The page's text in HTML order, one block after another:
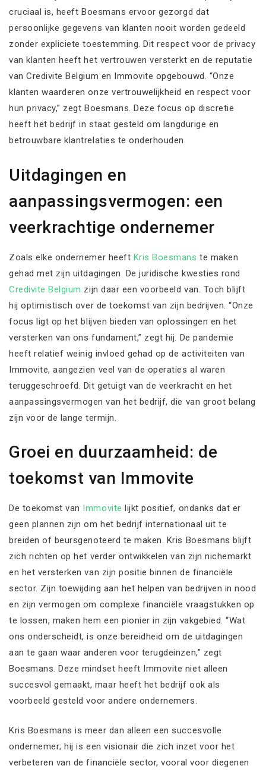
cruciaal is, heeft Boesmans ervoor gezorgd dat
persoonlijke gegevens van klanten nooit worden gedeeld
zonder expliciete toestemming. Dit respect voor de privacy
van klanten heeft het vertrouwen versterkt en de reputatie
van Credivite Belgium en Immovite opgebouwd. “Onze
klanten waarderen onze vertrouwelijkheid en respect voor
hun privacy,” zegt Boesmans. Deze focus op discretie
heeft het bedrijf in staat gesteld om langdurige en
betrouwbare klantrelaties te onderhouden.
Uitdagingen en
aanpassingsvermogen: een
veerkrachtige ondernemer
Zoals elke ondernemer heeft Kris Boesmans te maken
gehad met zijn uitdagingen. De juridische kwesties rond
Credivite Belgium zijn daar een voorbeeld van. Toch blijft
hij optimistisch over de toekomst van zijn bedrijven. “Onze
focus ligt op het blijven bieden van oplossingen en het
versterken van ons fundament,” zegt hij. De pandemie
heeft relatief weinig invloed gehad op de activiteiten van
Immovite, aangezien veel van de operaties al waren
teruggeschroefd. Dit getuigt van de veerkracht en het
aanpassingsvermogen van het bedrijf, die van groot belang
zijn voor de lange termijn.
Groei en duurzaamheid: de
toekomst van Immovite
De toekomst van Immovite lijkt positief, ondanks dat er
geen plannen zijn om het bedrijf internationaal uit te
breiden of beursgenoteerd te maken. Kris Boesmans blijft
zich richten op het verder ontwikkelen van zijn nichemarkt
en het versterken van zijn positie binnen de financiële
sector. Zijn toewijding aan het helpen van bedrijven in nood
en zijn vermogen om complexe financiële vraagstukken op
te lossen, maken hem een pionier in zijn vakgebied. “Wat
ons onderscheidt, is onze bereidheid om de uitdagingen
aan te gaan waar anderen voor terugdeinzen,” zegt
Boesmans. Deze mindset heeft Immovite niet alleen
succesvol gemaakt, maar heeft het bedrijf ook als
voorbeeld gesteld voor andere ondernemers.
Kris Boesmans is meer dan alleen een succesvolle
ondernemer; hij is een visionair die zich inzet voor het
verbeteren van de financiële sector, vooral voor diegenen